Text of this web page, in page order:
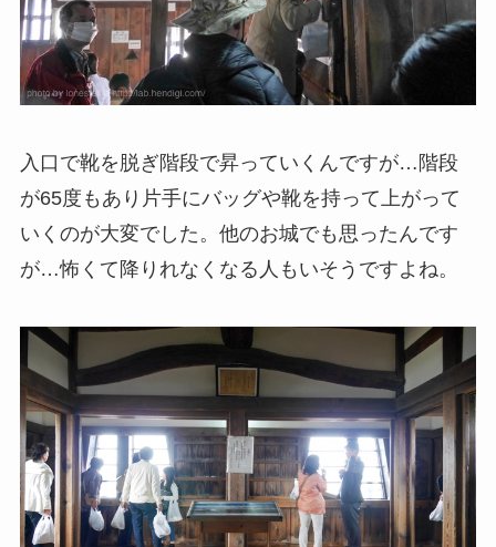
入口で靴を脱ぎ階段で昇っていくんですが…階段
が65度もあり片手にバッグや靴を持って上がって
いくのが大変でした。他のお城でも思ったんです
が…怖くて降りれなくなる人もいそうですよね。